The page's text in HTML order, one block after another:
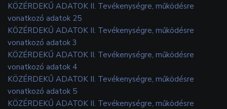
KÖZÉRDEKŰ ADATOK II. Tevékenységre, működésre
vonatkozó adatok 25
KÖZÉRDEKŰ ADATOK II. Tevékenységre, működésre
vonatkozó adatok 3
KÖZÉRDEKŰ ADATOK II. Tevékenységre, működésre
vonatkozó adatok 4
KÖZÉRDEKŰ ADATOK II. Tevékenységre, működésre
vonatkozó adatok 5
KÖZÉRDEKŰ ADATOK II. Tevékenységre, működésre